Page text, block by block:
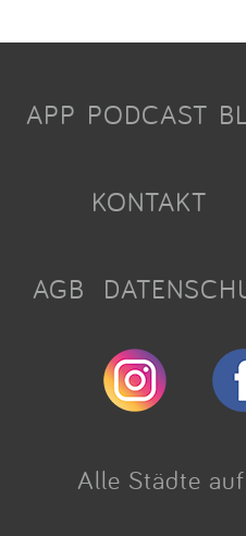
APP PODCAST
KONTAKT
AGB
Alle Städte